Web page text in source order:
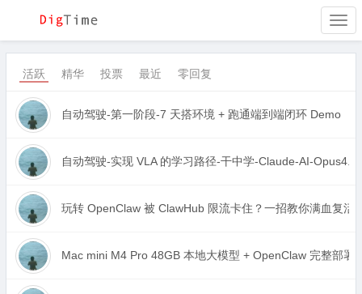
活跃 精华 投票 最近 零回复
自动驾驶-第一阶段-7 天搭环境 + 跑通端到端闭环 Demo
自动驾驶-实现 VLA 的学习路径-干中学-Claude-AI-Opus4.6
玩转 OpenClaw 被 ClawHub 限流卡住？一招教你满血复活
Mac mini M4 Pro 48GB 本地大模型 + OpenClaw 完整部署